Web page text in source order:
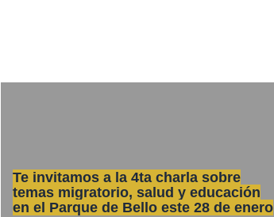
Te invitamos a la 4ta charla sobre
temas migratorio, salud y educación
en el Parque de Bello este 28 de enero